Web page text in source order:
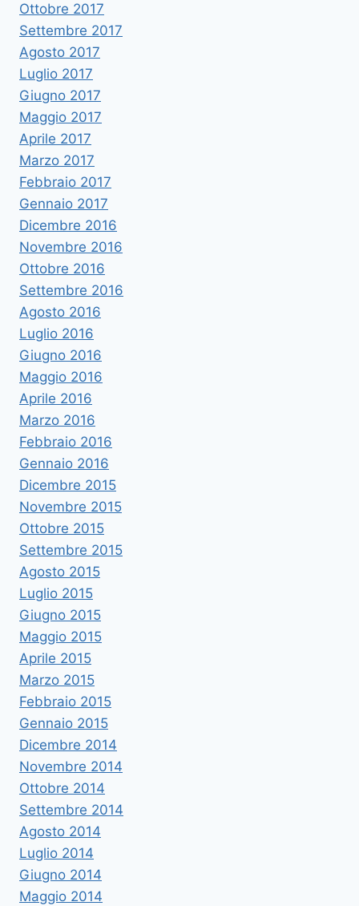
Ottobre 2017
Settembre 2017
Agosto 2017
Luglio 2017
Giugno 2017
Maggio 2017
Aprile 2017
Marzo 2017
Febbraio 2017
Gennaio 2017
Dicembre 2016
Novembre 2016
Ottobre 2016
Settembre 2016
Agosto 2016
Luglio 2016
Giugno 2016
Maggio 2016
Aprile 2016
Marzo 2016
Febbraio 2016
Gennaio 2016
Dicembre 2015
Novembre 2015
Ottobre 2015
Settembre 2015
Agosto 2015
Luglio 2015
Giugno 2015
Maggio 2015
Aprile 2015
Marzo 2015
Febbraio 2015
Gennaio 2015
Dicembre 2014
Novembre 2014
Ottobre 2014
Settembre 2014
Agosto 2014
Luglio 2014
Giugno 2014
Maggio 2014